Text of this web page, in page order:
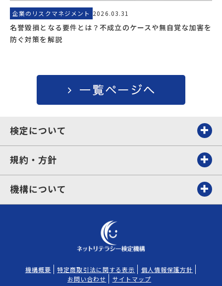
企業のリスクマネジメント 2026.03.31
名誉毀損となる要件とは？不成立のケースや無自覚な加害を
防ぐ対策を解説
検定について
規約・方針
機構について
機構概要 特定商取引法に関する表示
個人情報保護方針
お問い合わせ
サイトマップ